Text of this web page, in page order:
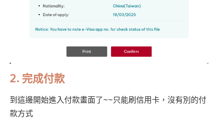
2. 完成付款
到這邊開始進入付款畫面了~~只能刷信用卡，沒有別的付
款方式